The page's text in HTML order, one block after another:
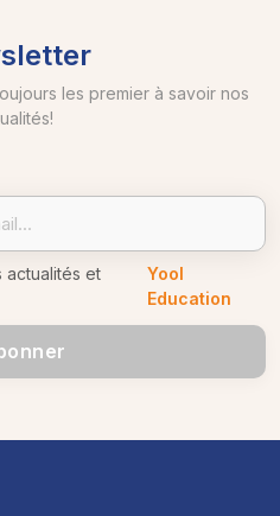
les premier à savoir nos
et
Yool
Education